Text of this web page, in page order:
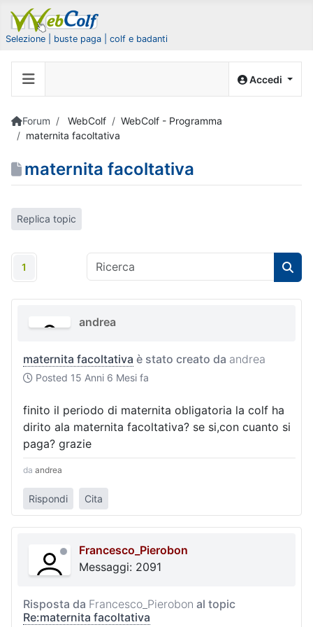
Selezione | buste paga | colf e badanti
Accedi
Forum WebColf
WebColf - Programma
maternita facoltativa
maternita facoltativa
Replica topic
1
andrea
maternita facoltativa è stato creato da andrea
Posted 15 Anni 6 Mesi fa
finito il periodo di maternita obligatoria la colf ha
dirito ala maternita facoltativa? se si,con cuanto si
paga? grazie
da andrea
Rispondi Cita
Francesco_Pierobon
Messaggi: 2091
Risposta da Francesco_Pierobon al topic
Re:maternita facoltativa